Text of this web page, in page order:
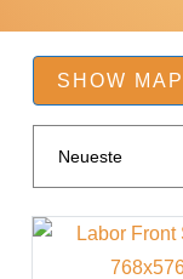
SHOW MAP